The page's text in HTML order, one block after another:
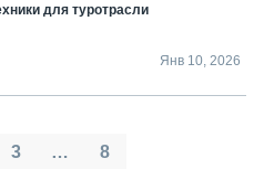
для туротрасли
Янв 10, 2026
3 … 8